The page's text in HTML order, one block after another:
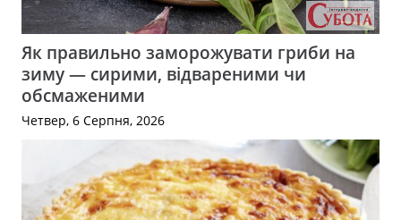
Як правильно заморожувати гриби на
зиму — сирими, відвареними чи
обсмаженими
Четвер, 6 Серпня, 2026